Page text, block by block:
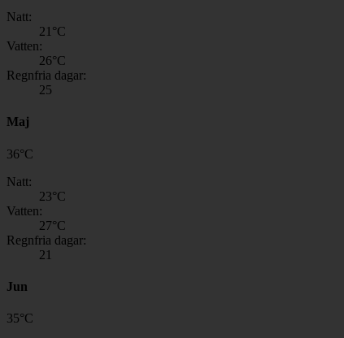
Natt:
21 °C
Vatten:
26°C
Regnfria dagar:
25
Maj
36°C
Natt:
23°C
Vatten:
27°C
Regnfria dagar:
21
Jun
35°C